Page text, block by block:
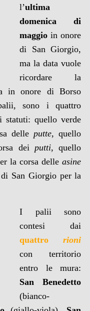
l’ultima
domenica di
maggioin onore
di San Giorgio,
ma la data vuole
ricordare la
in onore di Borso
sono i quattro
statuti: quello verde
delleputte, quello
dei putti, quello
la corsa delleasine
San Giorgio per la
I palii sono
contesi dai
quattrorioni
con territorio
entro le mura:
San Benedetto
(bianco-